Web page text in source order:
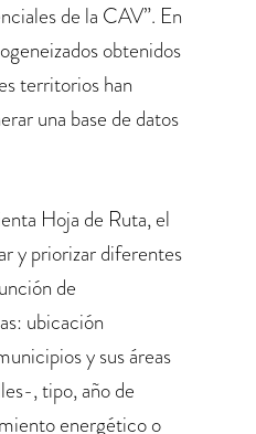
de la CAV”. En
obtenidos
territorios han
una base de datos
Hoja de Ruta, el
y priorizar diferentes
de
ubicación
y sus áreas
, tipo, año de
energético o